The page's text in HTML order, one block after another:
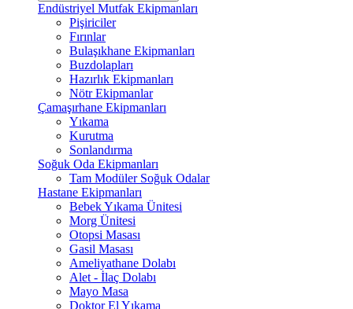
Endüstriyel Mutfak Ekipmanları
Pişiriciler
Fırınlar
Bulaşıkhane Ekipmanları
Buzdolapları
Hazırlık Ekipmanları
Nötr Ekipmanlar
Çamaşırhane Ekipmanları
Yıkama
Kurutma
Sonlandırma
Soğuk Oda Ekipmanları
Tam Modüler Soğuk Odalar
Hastane Ekipmanları
Bebek Yıkama Ünitesi
Morg Ünitesi
Otopsi Masası
Gasil Masası
Ameliyathane Dolabı
Alet - İlaç Dolabı
Mayo Masa
Doktor El Yıkama